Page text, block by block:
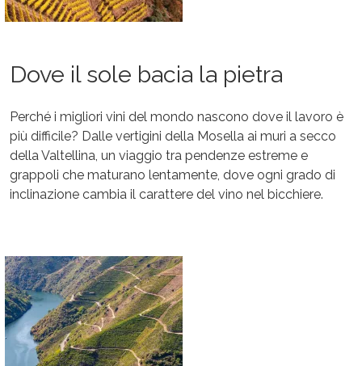
Dove il sole bacia la pietra
Perché i migliori vini del mondo nascono dove il lavoro è
più difficile? Dalle vertigini della Mosella ai muri a secco
della Valtellina, un viaggio tra pendenze estreme e
grappoli che maturano lentamente, dove ogni grado di
inclinazione cambia il carattere del vino nel bicchiere.